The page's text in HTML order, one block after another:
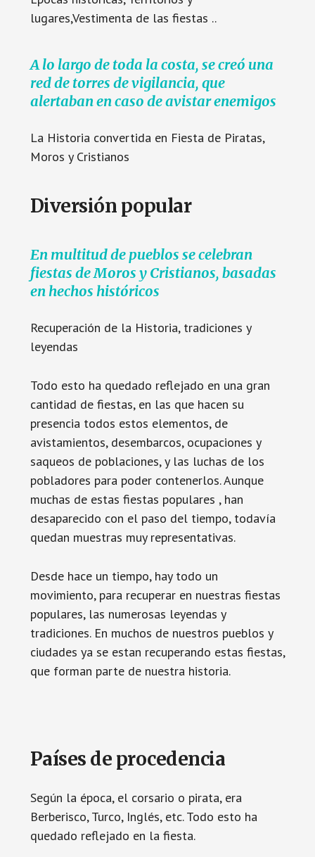
lugares,Vestimenta de las fiestas ..
A lo largo de toda la costa, se creó una
red de torres de vigilancia, que
alertaban en caso de avistar enemigos
La Historia convertida en Fiesta de Piratas,
Moros y Cristianos
Diversión popular
En multitud de pueblos se celebran
fiestas de Moros y Cristianos, basadas
en hechos históricos
Recuperación de la Historia, tradiciones y
leyendas
Todo esto ha quedado reflejado en una gran
cantidad de fiestas, en las que hacen su
presencia todos estos elementos, de
avistamientos, desembarcos, ocupaciones y
saqueos de poblaciones, y las luchas de los
pobladores para poder contenerlos. Aunque
muchas de estas fiestas populares , han
desaparecido con el paso del tiempo, todavía
quedan muestras muy representativas.
Desde hace un tiempo, hay todo un
movimiento, para recuperar en nuestras fiestas
populares, las numerosas leyendas y
tradiciones. En muchos de nuestros pueblos y
ciudades ya se estan recuperando estas fiestas,
que forman parte de nuestra historia.
Países de procedencia
Según la época, el corsario o pirata, era
Berberisco, Turco, Inglés, etc. Todo esto ha
quedado reflejado en la fiesta.